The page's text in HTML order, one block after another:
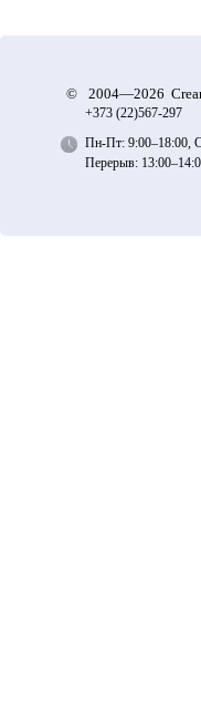
© 2004—2026
+373 (22)567-297
Пн-Пт: 9:00–18:00,
Перерыв: